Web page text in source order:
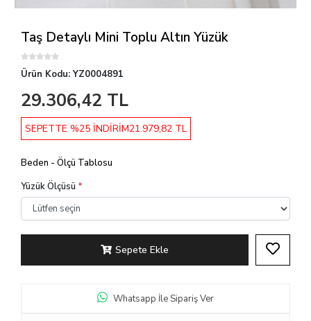
Taş Detaylı Mini Toplu Altın Yüzük
Ürün Kodu:YZ0004891
29.306,42 TL
SEPETTE %25 İNDİRİM21.979,82 TL
Beden - Ölçü Tablosu
Yüzük Ölçüsü *
Sepete Ekle
Whatsapp İle Sipariş Ver